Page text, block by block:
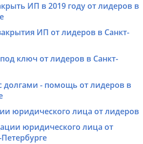
ИП в 2019 году от лидеров в
ИП от лидеров в Санкт-
ключ от лидеров в Санкт-
долгами - помощь от лидеров в
юридического лица от лидеров
юридического лица от